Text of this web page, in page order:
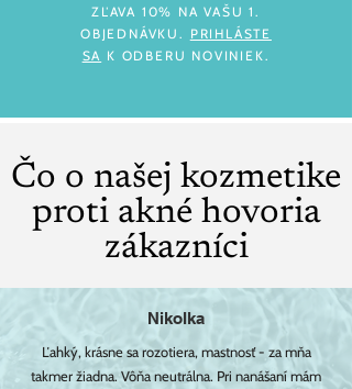
ZĽAVA 10% NA VAŠU 1.
OBJEDNÁVKU. PRIHLÁSTE
SA K ODBERU NOVINIEK.
Čo o našej kozmetike
proti akné hovoria
zákazníci
Nikolka
Ľahký, krásne sa rozotiera, mastnosť - za mňa
takmer žiadna. Vôňa neutrálna. Pri nanášaní mám